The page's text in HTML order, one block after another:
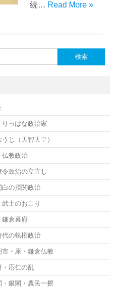
続… Read More »
っぱな政治家
じ（天智天皇）
教政治
政治の立直し
の摂関政治
士のおこり
倉幕府
の執権政治
・座・鎌倉仏教
応仁の乱
銀閣・農民一揆